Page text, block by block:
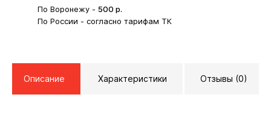
По Воронежу - 500 р.
По России - согласно тарифам ТК
Описание Характеристики Отзывы (0)